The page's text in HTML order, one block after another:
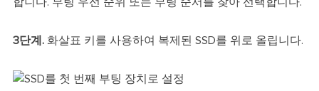
3단계.화살표 키를 사용하여 복제된 SSD를 위로 올립니다.